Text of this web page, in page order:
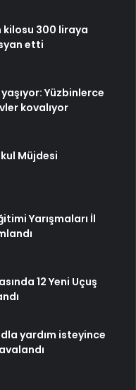
kilosu 300 liraya
etti
Yüzbinlerce
kovalıyor
Müjdesi
Yarışmaları İl
12 Yeni Uçuş
yardım isteyince